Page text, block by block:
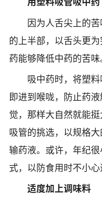
因为人舌尖上的苦
的上半部，以舌头更
药能够降低中药的苦味
吸中药时，将塑料
即进到喉咙，防止药
觉，那样大自然就能
吸管的挑选，以规格
输药液。或许，年纪
式，以防食用时不小心
适度加上调味料